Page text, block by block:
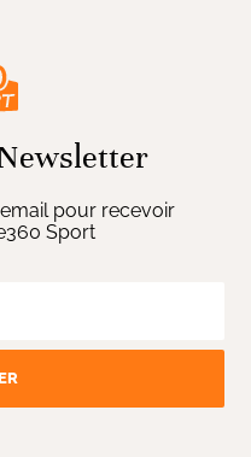
pour recevoir
Sport